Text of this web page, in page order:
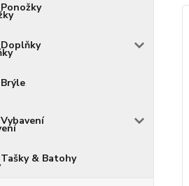
Ponožky
Doplňky
Brýle
Vybavení
Tašky & Batohy